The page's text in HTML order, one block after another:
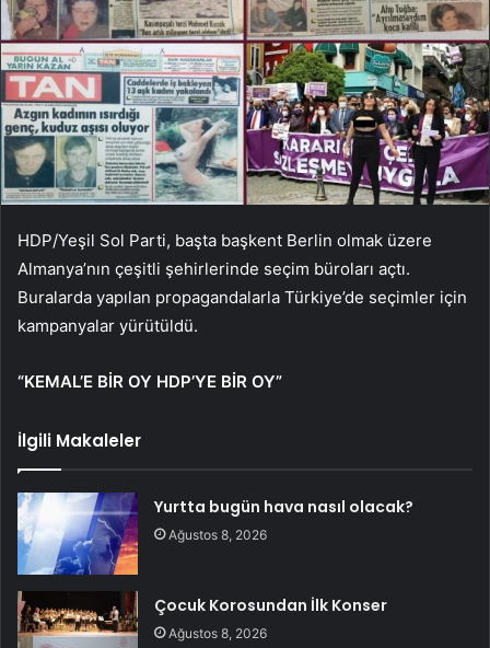
HDP/Yeşil Sol Parti, başta başkent Berlin olmak üzere
Almanya’nın çeşitli şehirlerinde seçim büroları açtı.
Buralarda yapılan propagandalarla Türkiye’de seçimler için
kampanyalar yürütüldü.
“KEMAL’E BİR OY HDP’YE BİR OY”
İlgili Makaleler
Yurtta bugün hava nasıl olacak?
Ağustos 8, 2026
Çocuk Korosundan İlk Konser
Ağustos 8, 2026